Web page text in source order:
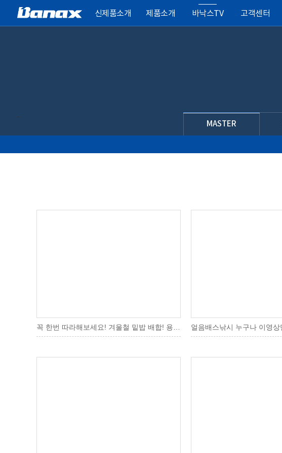
신제품소개 제품소개 바낙스TV 고객센터
MASTER
꼭 한번 따라해보세요! 겨울철 밑밥 배합! 용초도 임금님자리